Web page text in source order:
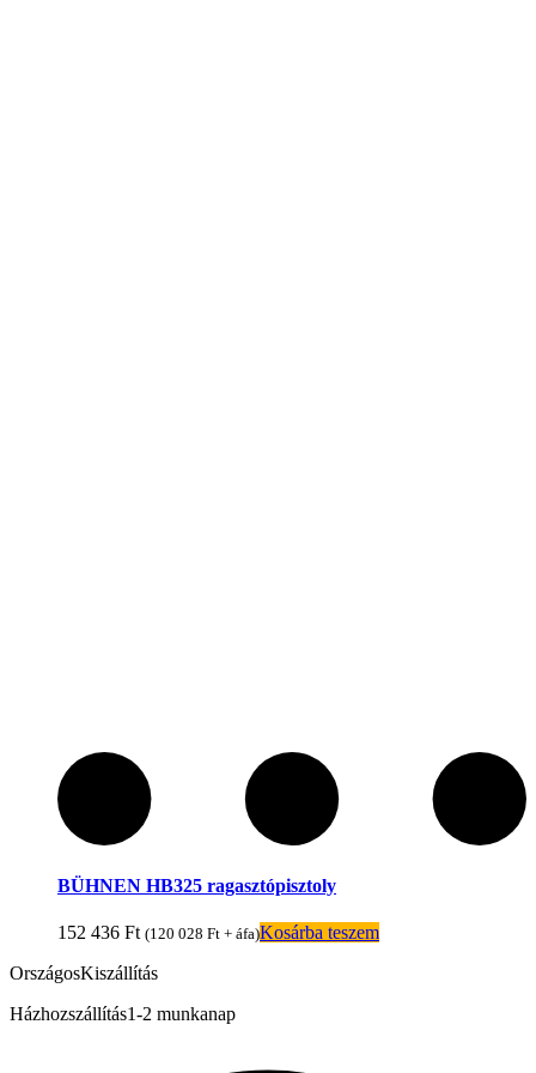
BÜHNEN HB325 ragasztópisztoly
152 436 Ft (120 028 Ft + áfa)Kosárba teszem
OrszágosKiszállítás
Házhozszállítás1-2 munkanap